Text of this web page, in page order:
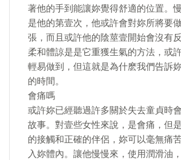
著他的手到能讓妳覺得舒適的位置。
是他的第壹次，他或許會對妳所將要
張，而且或許他的陰莖壹開始會沒有
柔和體諒是是它重獲生氣的方法，或
輕易做到，但這就是為什麽我們告訴
的時間。
會痛嗎
或許妳已經聽過許多關於失去童貞時
故事。對壹些女性來說，是會痛，但
的接觸和正確的伴侶，妳可以毫無痛
入妳體內。讓他慢慢來，使用潤滑油